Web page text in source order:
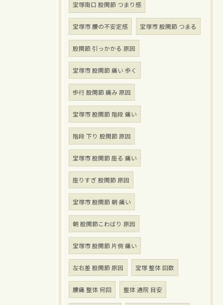
宝塚南口 股関節 つまり感
宝塚市 腰の不安定感 宝塚市 股関節 つまる
股関節 引っかかる 原因
宝塚市 股関節 痛い 歩く
歩行 股関節 痛み 原因
宝塚市 股関節 階段 痛い
階段 下り 股関節 原因
宝塚市 股関節 座る 痛い
座りすぎ 股関節 原因
宝塚市 股関節 朝 痛い
朝 股関節こわばり 原因
宝塚市 股関節 片側 痛い
左右差 股関節 原因 宝塚 整体 回数
腰痛 整体 何回 整体 通院 目安